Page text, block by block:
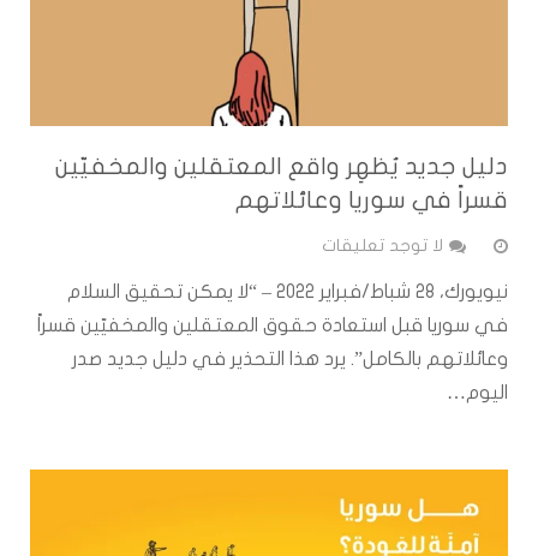
دليل جديد يُظهِر واقع المعتقلين والمخفيّين
قسراً في سوريا وعائلاتهم
لا توجد تعليقات
نيويورك، ٢٨ شباط/فبراير ٢٠٢٢ – “لا يمكن تحقيق السلام
في سوريا قبل استعادة حقوق المعتقلين والمخفيّين قسراً
وعائلاتهم بالكامل”. يرد هذا التحذير في دليل جديد صدر
اليوم…